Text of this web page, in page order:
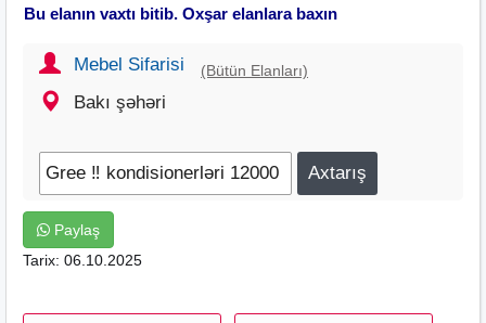
Bu elanın vaxtı bitib. Oxşar elanlara baxın
Mebel Sifarisi (Bütün Elanları)
Bakı şəhəri
Paylaş
Tarix: 06.10.2025